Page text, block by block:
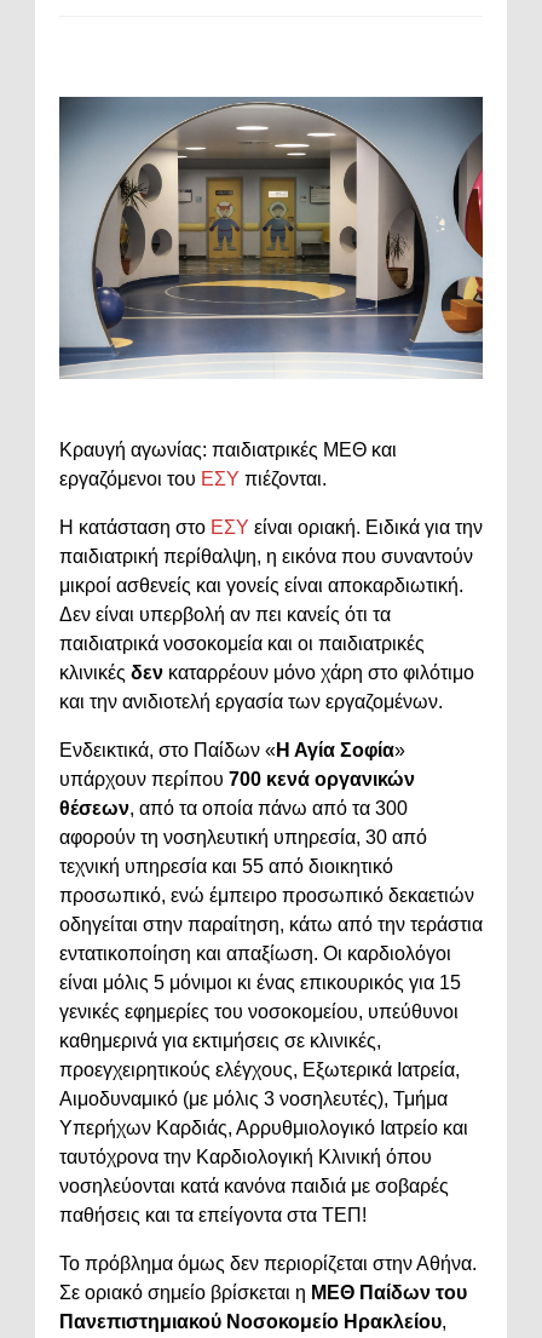
Κραυγή αγωνίας: παιδιατρικές ΜΕΘ και
εργαζόμενοι του ΕΣΥ πιέζονται.
Η κατάσταση στο ΕΣΥ είναι οριακή. Ειδικά για την
παιδιατρική περίθαλψη, η εικόνα που συναντούν
μικροί ασθενείς και γονείς είναι αποκαρδιωτική.
Δεν είναι υπερβολή αν πει κανείς ότι τα
παιδιατρικά νοσοκομεία και οι παιδιατρικές
κλινικές δεν καταρρέουν μόνο χάρη στο φιλότιμο
και την ανιδιοτελή εργασία των εργαζομένων.
Ενδεικτικά, στο Παίδων «Η Αγία Σοφία»
υπάρχουν περίπου 700 κενά οργανικών
θέσεων, από τα οποία πάνω από τα 300
αφορούν τη νοσηλευτική υπηρεσία, 30 από
τεχνική υπηρεσία και 55 από διοικητικό
προσωπικό, ενώ έμπειρο προσωπικό δεκαετιών
οδηγείται στην παραίτηση, κάτω από την τεράστια
εντατικοποίηση και απαξίωση. Οι καρδιολόγοι
είναι μόλις 5 μόνιμοι κι ένας επικουρικός για 15
γενικές εφημερίες του νοσοκομείου, υπεύθυνοι
καθημερινά για εκτιμήσεις σε κλινικές,
προεγχειρητικούς ελέγχους, Εξωτερικά Ιατρεία,
Αιμοδυναμικό (με μόλις 3 νοσηλευτές), Τμήμα
Υπερήχων Καρδιάς, Αρρυθμιολογικό Ιατρείο και
ταυτόχρονα την Καρδιολογική Κλινική όπου
νοσηλεύονται κατά κανόνα παιδιά με σοβαρές
παθήσεις και τα επείγοντα στα ΤΕΠ!
Το πρόβλημα όμως δεν περιορίζεται στην Αθήνα.
Σε οριακό σημείο βρίσκεται η ΜΕΘ Παίδων του
Πανεπιστημιακού Νοσοκομείο Ηρακλείου,